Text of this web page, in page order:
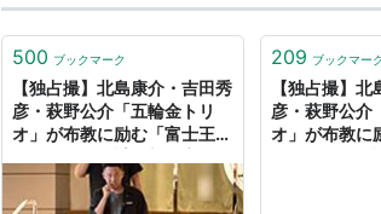
500 ブックマーク
【独占撮】北島康介・吉田秀
彦・萩野公介「五輪金トリ
オ」が布教に励む「富士王朝
Smart FLASH/スマフラ[光
文社週刊誌]
209 ブックマー
【独占撮】
彦・萩野公介
オ」が布教に